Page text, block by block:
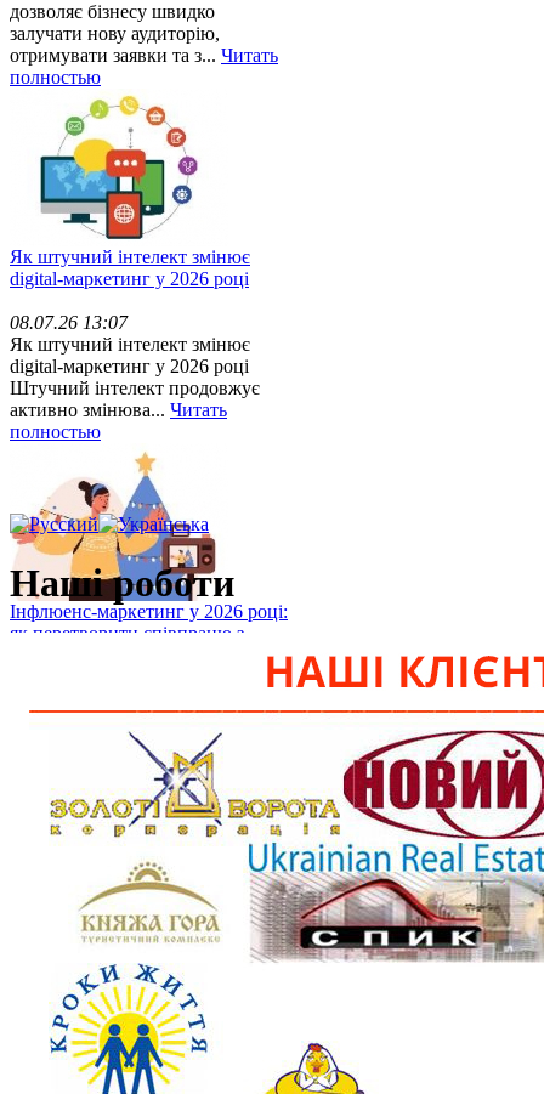
дозволяє бізнесу швидко
залучати нову аудиторію,
отримувати заявки та з... Читать
полностью
Як штучний інтелект змінює
digital-маркетинг у 2026 році
08.07.26 13:07
Як штучний інтелект змінює
digital-маркетинг у 2026 році
Штучний інтелект продовжує
активно змінюва... Читать
полностью
Інфлюенс-маркетинг у 2026 році:
як перетворити співпрацю з
чому співпраця з блогерами не
приносить продажів і як це
змінити Ін...
Читать полностью
Як тестувати контент-гіпотези:
фреймворк для SMM-команди
07.07.26 14:10
Як тестувати контент-гіпотези:
фреймворк для SMM-команди
Наші роботи